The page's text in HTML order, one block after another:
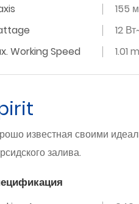
155
12
Working Speed
1.01
известная своими
залива.